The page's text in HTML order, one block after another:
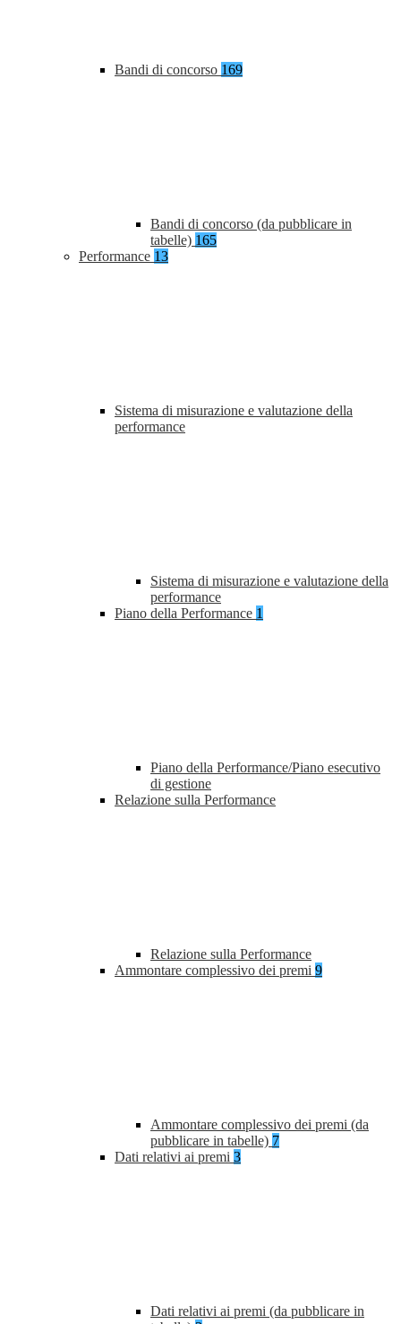
Bandi di concorso 169
Bandi di concorso (da pubblicare in
tabelle) 165
Performance 13
Sistema di misurazione e valutazione della
performance
Sistema di misurazione e valutazione della
performance
Piano della Performance 1
Piano della Performance/Piano esecutivo
di gestione
Relazione sulla Performance
Relazione sulla Performance
Ammontare complessivo dei premi 9
Ammontare complessivo dei premi (da
pubblicare in tabelle) 7
Dati relativi ai premi 3
Dati relativi ai premi (da pubblicare in